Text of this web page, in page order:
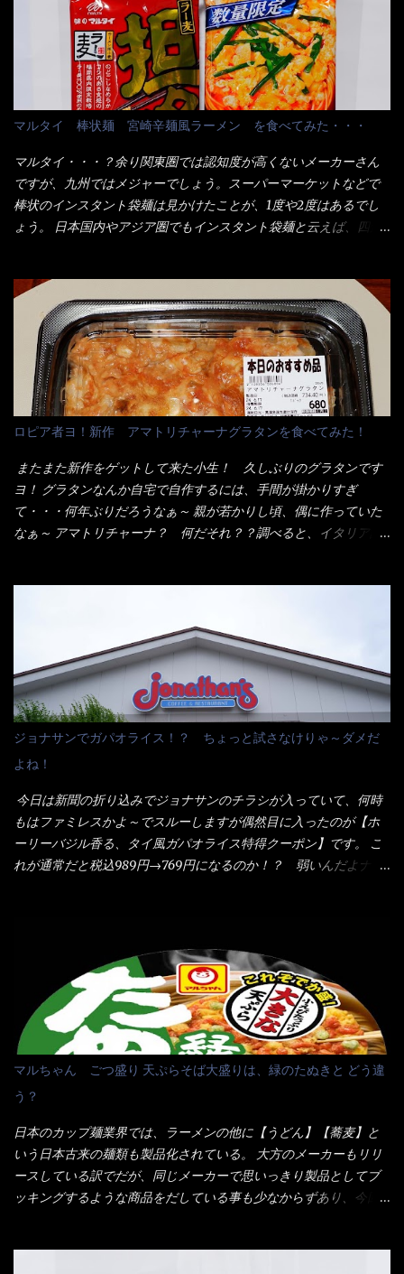
て、激安だったとだけ申し上げましょう。 早速1袋を大釜で茹で～
ハイ、約15分ほど茹で上げた状態です。 当家には、高齢者がいる
ので少し柔らかく・・・ 茹で上がった饂飩は、お店の饂飩に比べ
＜細い＞です。 どちらかと云えば、稲庭饂飩的な太さですね。 さ
てこれを、どの様に食べるか？ 長葱無かったので、玉葱を刻んで
八王子ラーメン風月見つけうどん！ 冷やし釜あげうどん～です。
ラーメン丼に、冷水を軽く張って饂飩を盛り付け、お椀に昆布出
汁つゆと長葱に山葵です。 これでツルツル～と頂きました。 良い
じゃないか～...
お皿＞である。 直ぐに気づいたでしょう！ 何かキャベツが山じ
ゃないか！？ ハイ、山です。 これが標準なのです。 普通のとん
かつ屋のキャベツと比べたら、10人前ほどあるか？ 値段的には、
メイン（主流は1,000超）＋定食セット350円程と値段的には、そ
れ程では安い訳でも無いが、客足が絶えない人気店である。 そん
なメニューのなかで、リーズナブルで頂ける＜映え＞るメニュー
が＜カツカレー＞だ！ これです。 当時1,000円税込だった
が・・・今も変わらないと思うけど・・・ これが出てくると、カ
ウンター中からOH～と声が飛ぶ！ 写真は、キャベツ少なめでお願
いしています。 皿のサイズは、直径30cmほどあります。 そこに
ドカ盛のキャベツと御飯にカレーがかかっています。 カレーは辛
ンとした厚さのあるトンカツです。 それも揚げたての熱々です。
これを難なく完食出来なければ、漢では無い！と云っても過言で
はないだろう。 この他も、兎に角ボリューム満点で＜薄カツ＞と
呼ばれるメニューは、トンカツが2枚重ねて出てくるだ！ 1枚が薄
いから、2枚乗せにしたらしいけど・・・
マルタイ 棒状麺 宮崎辛麺風ラーメン を食べてみた・・・
マルタイ・・・？余り関東圏では認知度が高くないメーカーさん
ですが、九州ではメジャーでしょう。スーパーマーケットなどで
棒状のインスタント袋麺は見かけたことが、1度や2度はあるでし
ょう。 日本国内やアジア圏でもインスタント袋麺と云えば、四角
イ棒状ラーメンを、OKストアで見かけ思わず手に取って買い物篭
へ 坦々まぜそばと＜数量限定＞宮崎辛麺風ラーメン オーッといき
なり私の胃袋をグサッと・・・・ 棒状インスタントラーメンの
デビューが決まりました。 か・ら・め・ん・辛麺！ 宮崎辛麺は
チャルメラや日清からも出されている、辛口のラーメンじゃ
ん！！ 酸っぱくしたら、酸辣湯麺？なんてね。 よし今日のサラ
メシは、宮崎辛麺にしよう！ それではまず袋を開けると・・・ な
んだか紙に巻かれた棒状の麺が二束、調味油と粉末スープ！ やは
り見慣れない姿・・・何だかチョッと高級感的な・・・だって透
明なトレイに並んだ棒状麺なんて見慣れないからねぇ～（コスト
がかかる） 袋の裏側を見ると、韮とか卵の用意を勧めている。
それなばらと冷蔵庫にあった、黒豆モヤシ・韮・生卵を用意しま
け、韮の葉の部分をドサッと乗せて調味油を入れて完成です。 ど
うでしょう？ 見た目 Goodデザイン賞じゃない！？ 笑 マルタ
イのHPを見ると・・・（引用） めんは、ノンフライ・ノンスチー
ム製法で仕上げた、生めんに近い風味のストレートめんです。 豚
の旨味に数種類の唐辛子、ニンニクを加えた辛さとコクが凝縮さ
れた醤油ベースのスープです。 調味油に赤ラー油とごま油を使用
することに風味と辛さを引き立たせています。 調味油をスープ
全体に馴染ませるために、箸で麺と具を持ち上げて・・・ ええや
ないかぁ～ モヤシが黒豆モヤシだから細身で熱を加えてもへた
りづらい！（緑豆モヤシだと太くて熱加えるとダラーっとなるん
だよ） それに細ストレート麺とモヤシが良いバランスで・・・
韮の緑と卵の黄色も相まって・・・映える...
ロピア者ヨ！新作 アマトリチャーナグラタンを食べてみた！
またまた新作をゲットして来た小生！ 久しぶりのグラタンです
ヨ！ グラタンなんか自宅で自作するには、手間が掛かりすぎ
て・・・何年ぶりだろうなぁ～ 親が若かりし頃、偶に作っていた
なぁ～ アマトリチャーナ？ 何だそれ？？調べると、イタリア語
ブン皿で焼いて、大凡の目安で小分けにしているようで、パック
をよーく見たら表面のチーズの乗り具合に結構な差が出てい
た・・・チーズに焦げ目が付いているのを、しっかり確認し買う
ことをオススメします。（取り分け量にも若干有り差がでてるだ
ろう） 早速タバスコを振りかけて食べてみると・・・結構美味し
いよ！ 久しぶりだな～ホワイトソースとマカロニの絡まった食
感・・・懐かしい～ 今回ダイソーのカレー用のスプーンを使って
みたら、これが凄くうまくすくえるんだよねぇ～（このスプーン
当たりだね） 今回新作のグラタンを頂きましたが、まずまずの美
味しさとダイソーのカレースプーンの。すくい上げ力の良さを再
度認識できました。
ジョナサンでガパオライス！？ ちょっと試さなけりゃ～ダメだ
よね！
今日は新聞の折り込みでジョナサンのチラシが入っていて、何時
もはファミレスかよ～でスルーしますが偶然目に入ったのが【ホ
ーリーバジル香る、タイ風ガパオライス特得クーポン】です。 こ
れが通常だと税込989円→769円になるのか！？ 弱いんだよナァ
に行っても同じメニュー同じ味のファミレスには行きません。 最
近は、ステーキガストに試しに行ったぐらいです。（肉が喰いた
くて） しかし最近のファミレスは合理化が進み、店員さんもフロ
ア担当は2人程度しか居ないんだよねぇ～ それに注文はタッチパ
ネル！！ 凄いよなぁ～ 20年位前は、フロア担当だけでも5人は
居たと思うけど・・・ 判らず店員さんを呼ぶピンポンを・・・ク
ーポンなんだけどと伝えると、丁寧にタッチパネルで～と教えて
くれたが、何故かタッチパネルがクーポンを受け付けない！！ 店
員さんも、アレー？といいながら私が受け付けますので・・・と
消えていった。 タッチパネルのやつ、安いのは嫌うんだな！？こ
のヤロー！ 待つ事暫し・・・10分は越えたと思うけど・・・出て
来ました。 こちらが本日のサラメシ【ホーリーバジル香る、タイ
く行きましたねぇ～ だからタイ料理屋さんには、辛味剤・酢・ナ
マルちゃん ごつ盛り 天ぷらそば大盛りは、緑のたぬきと どう違
う？
日本のカップ麺業界では、ラーメンの他に【うどん】【蕎麦】と
いう日本古来の麺類も製品化されている。 大方のメーカーもリリ
ースしている訳でだが、同じメーカーで思いっきり製品としてブ
ッキングするような商品をだしている事も少なからずあり、今回